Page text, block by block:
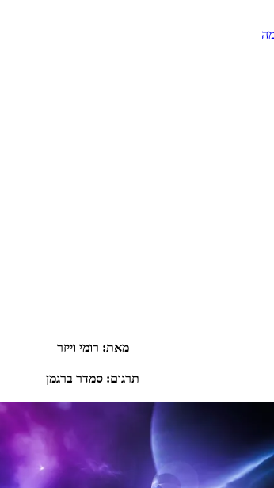
מאת: רומי וייזר
תרגום: סמדר ברגמן